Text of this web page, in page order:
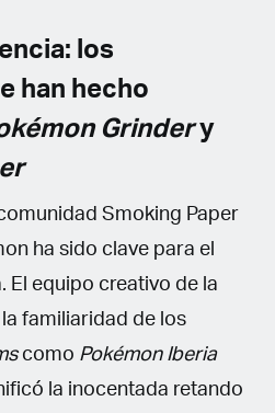
los
han hecho
Grindery
Smoking Paper
ha sido clave para el
El equipo creativo de la
familiaridad de los
como Pokémon Iberia
la inocentada retando